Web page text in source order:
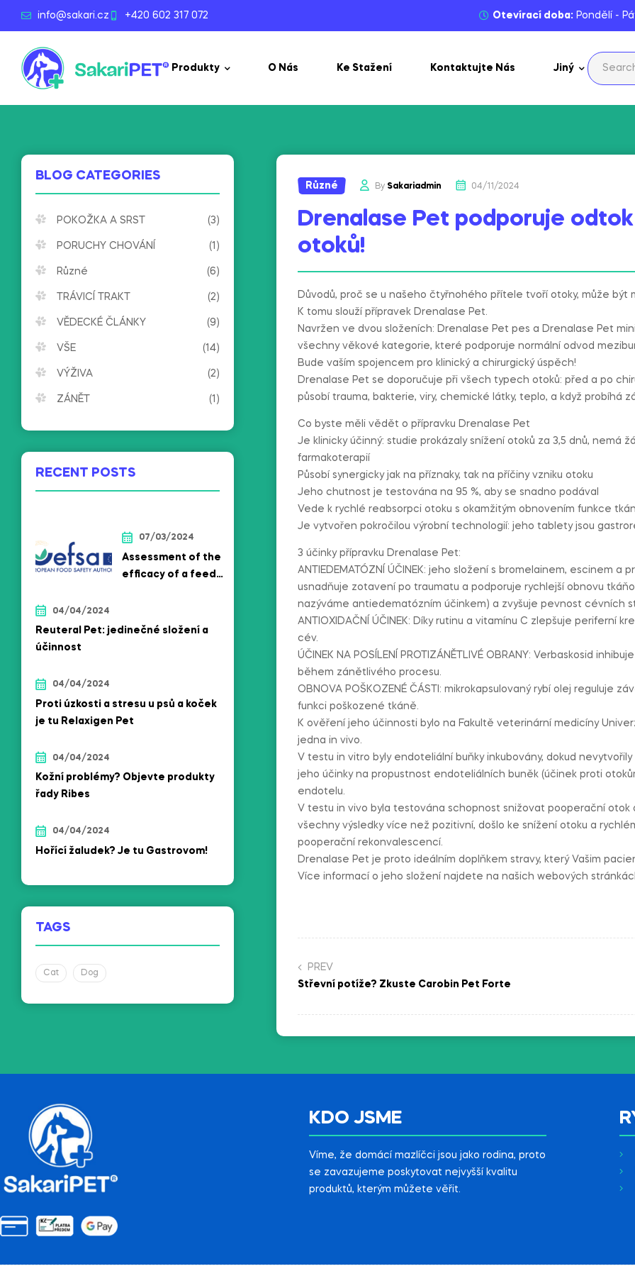
info@sakari.cz +420 602 317 072 Otevírací doba: Pondělí -
Produkty O Nás Ke Stažení Kontaktujte Nás Jiný
Různé By Sakariadmin 04/11/2024
Drenalase Pet podporuje
otoků!
Důvodů, proč se u našeho čtyřnohého přítele tvoří otoky, může
K tomu slouží přípravek Drenalase Pet.
Navržen ve dvou složeních: Drenalase Pet pes a Drenalase Pet
všechny věkové kategorie, které podporuje normální odvod
Bude vaším spojencem pro klinický a chirurgický úspěch!
Drenalase Pet se doporučuje při všech typech otoků: před a po
působí trauma, bakterie, viry, chemické látky, teplo, a když probíhá
Co byste měli vědět o přípravku Drenalase Pet
Je klinicky účinný: studie prokázaly snížení otoků za 3,5 dnů, nemá
farmakoterapií
Působí synergicky jak na příznaky, tak na příčiny vzniku otoku
Jeho chutnost je testována na 95 %, aby se snadno podával
Vede k rychlé reabsorpci otoku s okamžitým obnovením funkce
Je vytvořen pokročilou výrobní technologií: jeho tablety jsou
3 účinky přípravku Drenalase Pet:
ANTIEDEMATÓZNÍ ÚČINEK: jeho složení s bromelainem, escinem
usnadňuje zotavení po traumatu a podporuje rychlejší obnovu
nazýváme antiedematózním účinkem) a zvyšuje pevnost cévních
ANTIOXIDAČNÍ ÚČINEK: Díky rutinu a vitamínu C zlepšuje periferní
cév.
ÚČINEK NA POSÍLENÍ PROTIZÁNĚTLIVÉ OBRANY: Verbaskosid
během zánětlivého procesu.
OBNOVA POŠKOZENÉ ČÁSTI: mikrokapsulovaný rybí olej reguluje
funkci poškozené tkáně.
K ověření jeho účinnosti bylo na Fakultě veterinární medicíny
jedna in vivo.
V testu in vitro byly endoteliální buňky inkubovány, dokud
jeho účinky na propustnost endoteliálních buněk (účinek proti
endotelu.
V testu in vivo byla testována schopnost snižovat pooperační otok
všechny výsledky více než pozitivní, došlo ke snížení otoku a
pooperační rekonvalescencí.
Drenalase Pet je proto ideálním doplňkem stravy, který Vašim
Více informací o jeho složení najdete na našich webových
PREV
Střevní potíže? Zkuste Carobin Pet Forte
BLOG CATEGORIES
POKOŽKA A SRST (3)
PORUCHY CHOVÁNÍ (1)
Různé (6)
TRÁVICÍ TRAKT (2)
VĚDECKÉ ČLÁNKY (9)
VŠE (14)
VÝŽIVA (2)
ZÁNĚT (1)
RECENT POSTS
07/03/2024
Assessment of the
efﬁcacy of a feed
reuteri (formerly
04/04/2024
Reuteral Pet: jedinečné složení a
účinnost
04/04/2024
Proti úzkosti a stresu u psů a koček
je tu Relaxigen Pet
04/04/2024
Kožní problémy? Objevte produkty
řady Ribes
04/04/2024
Hořící žaludek? Je tu Gastrovom!
TAGS
Cat Dog
KDO JSME
Víme, že domácí mazlíčci jsou jako rodina, proto
se zavazujeme poskytovat nejvyšší kvalitu
produktů, kterým můžete věřit.